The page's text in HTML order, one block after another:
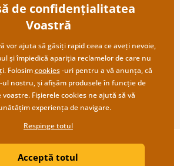
de plată
Despre noi
Întrebări frecvente
Contacte
Cooperare angro
©2019 © Dovido.ro.
| Magazinul online a fost creat de
de confidențialitatea
Voastră
vor ajuta să găsiți rapid ceea ce aveți nevoie,
și împiedică apariția reclamelor de care nu
Folosimcookies-uri pentru a vă anunța, că
nostru, și afișăm produsele în funcție de
Fișierele cookies ne ajută să vă
experiența de navigare.
Respinge totul
Acceptă totul